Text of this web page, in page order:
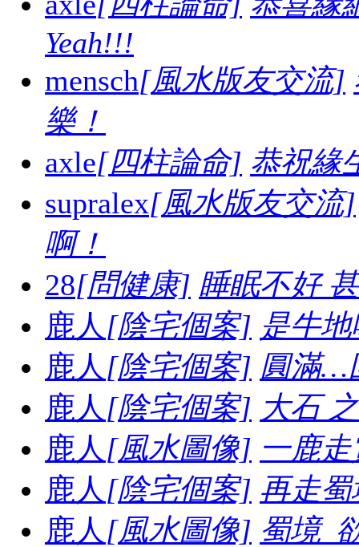
Yeah!!!
mensch[風水版友交流]
樂！
axle[四柱論命] 恭祝緣
supralex[風水版友交流]
啊！
28[問健康] 睡眠不好
鹿人 [陰宅個案] 是牛
鹿人 [陰宅個案] 圓滿…
鹿人 [陰宅個案] 大石
鹿人 [風水圖像] 一鹿
鹿人 [陰宅個案] 再走
鹿人 [風水圖像] 蜀境_